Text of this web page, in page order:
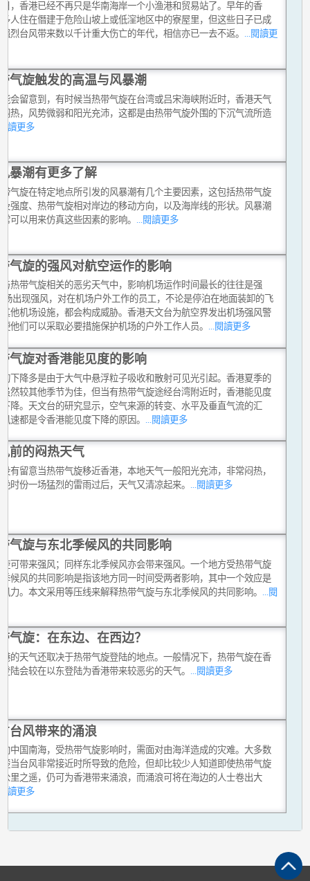
，香港已经不再只是华南海岸一个小渔港和贸易站了。早年的香
人住在僭建于危险山坡上或低漥地区中的寮屋里，但这些日子已成
烈台风带来数以千计重大伤亡的年代，相信亦已一去不返。 ...閱讀更
气旋触发的高温与风暴潮
会留意到，有时候当热带气旋在台湾或吕宋海峡附近时，香港天气
热，风势微弱和阳光充沛，这都是由热带气旋外围的下沉气流所造
讀更多
暴潮有更多了解
气旋在特定地点所引发的风暴潮有几个主要因素，这包括热带气旋
强度、热带气旋相对岸边的移动方向，以及海岸线的形状。风暴潮
可以用来仿真这些因素的影响。 ...閱讀更多
气旋的强风对航空运作的影响
热带气旋相关的恶劣天气中，影响机场运作时间最长的往往是强
场出现强风，对在机场户外工作的员工，不论是停泊在地面装卸的飞
他机场设施，都会构成威胁。香港天文台为航空界发出机场强风警
他们可以采取必要措施保护机场的户外工作人员。 ...閱讀更多
气旋对香港能见度的影响
下降多是由于大气中悬浮粒子吸收和散射可见光引起。香港夏季的
然较其他季节为佳，但当有热带气旋途经台湾附近时，香港能见度
降。天文台的研究显示，空气来源的转变、水平及垂直气流的汇
速都是令香港能见度下降的原因。
...閱讀更多
前的闷热天气
有留意当热带气旋移近香港，本地天气一般阳光充沛，非常闷热，
时份一场猛烈的雷雨过后，天气又清凉起来。 ...閱讀更多
气旋与东北季候风的共同影响
可带来强风；同样东北季候风亦会带来强风。一个地方受热带气旋
候风的共同影响是指该地方同一时间受两者影响，其中一个效应是
力。本文采用等压线来解释热带气旋与东北季候风的共同影响。
...閱
气旋：在东边、在西边？
的天气还取决于热带气旋登陆的地点。一般情况下，热带气旋在香
陆会较在以东登陆为香港带来较恶劣的天气。 ...閱讀更多
台风带来的涌浪
中国南海，受热带气旋影响时，需面对由海洋造成的灾难。大多数
当台风非常接近时所导致的危险，但却比较少人知道即使热带气旋
里之遥，仍可为香港带来涌浪，而涌浪可将在海边的人士卷出大
讀更多